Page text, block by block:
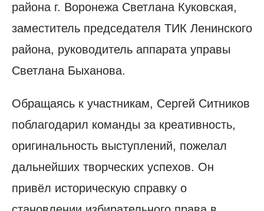
района г. Воронежа Светлана Куковская,
заместитель председателя ТИК Ленинского
района, руководитель аппарата управы
Светлана Быханова.
Обращаясь к участникам, Сергей Ситников
поблагодарил команды за креативность,
оригинальность выступлений, пожелал
дальнейших творческих успехов. Он
привёл историческую справку о